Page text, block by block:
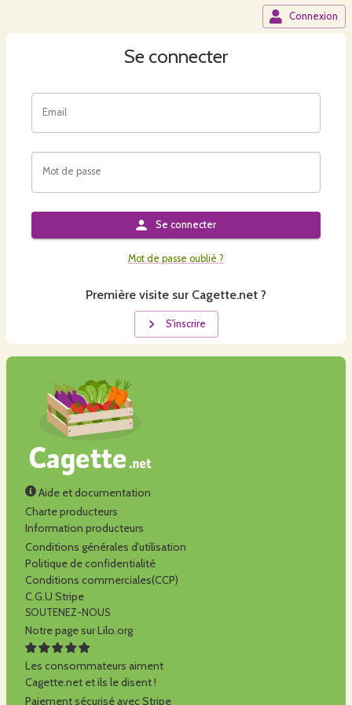
Connexion
Se connecter
Email
Mot de passe
Se connecter
Mot de passe oublié ?
Première visite sur Cagette.net ?
S'inscrire
Aide et documentation
Charte producteurs
Information producteurs
Conditions générales d'utilisation
Politique de confidentialité
Conditions commerciales(CCP)
C.G.U Stripe
SOUTENEZ-NOUS
Notre page sur Lilo.org
Les consommateurs aiment
Cagette.net et ils le disent !
Paiement sécurisé avec Stripe